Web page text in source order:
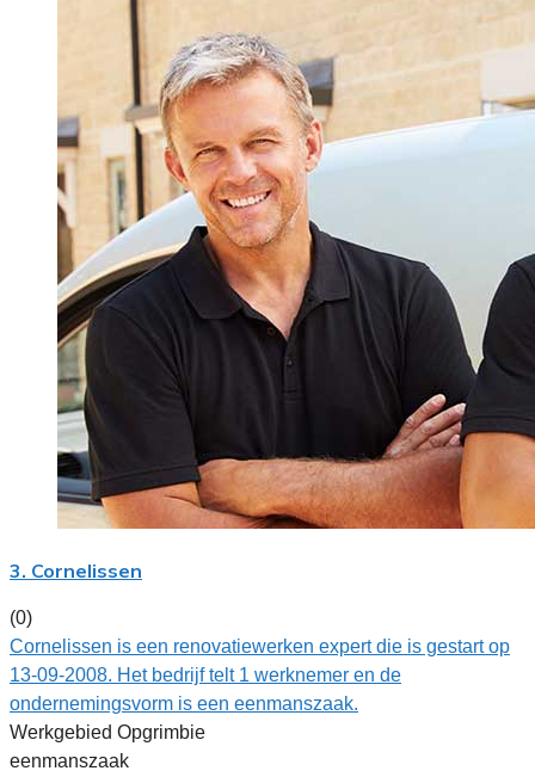
3. Cornelissen
(0)
Cornelissen is een renovatiewerken expert die is gestart op
13-09-2008. Het bedrijf telt 1 werknemer en de
ondernemingsvorm is een eenmanszaak.
Werkgebied Opgrimbie
eenmanszaak